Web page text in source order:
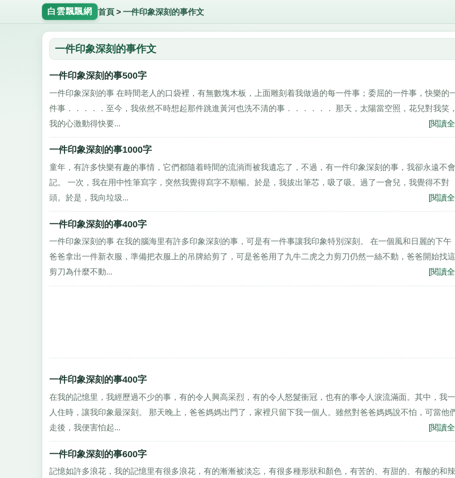
白雲飄飄網 首頁> 一件印象深刻的事作文
一件印象深刻的事作文
一件印象深刻的事500字
一件印象深刻的事 在時間老人的口袋裡，有無數塊木板，上面雕刻着我做過的每一件事；委屈的一件事，快樂的
件事．．．．．至今，我依然不時想起那件跳進黃河也洗不清的事．．．．．． 那天，太陽當空照，花兒對我笑，
我的心激動得快要...
[閱讀
一件印象深刻的事1000字
童年，有許多快樂有趣的事情，它們都隨着時間的流淌而被我遺忘了，不過，有一件印象深刻的事，我卻永遠不
記。 一次，我在用中性筆寫字，突然我覺得寫字不順暢。於是，我拔出筆芯，吸了吸。過了一會兒，我覺得不對
頭。於是，我向垃圾...
[閱讀
一件印象深刻的事400字
一件印象深刻的事 在我的腦海里有許多印象深刻的事，可是有一件事讓我印象特別深刻。 在一個風和日麗的下午
爸爸拿出一件新衣服，準備把衣服上的吊牌給剪了，可是爸爸用了九牛二虎之力剪刀仍然一絲不動，爸爸開始找
剪刀為什麼不動...
[閱讀
一件印象深刻的事400字
在我的記憶里，我經歷過不少的事，有的令人興高采烈，有的令人怒髮衝冠，也有的事令人淚流滿面。其中，我
人住時，讓我印象最深刻。 那天晚上，爸爸媽媽出門了，家裡只留下我一個人。雖然對爸爸媽媽說不怕，可當他
走後，我便害怕起...
[閱讀
一件印象深刻的事600字
記憶如許多浪花，我的記憶里有很多浪花，有的漸漸被淡忘，有很多種形狀和顏色，有苦的、有甜的、有酸的和辣